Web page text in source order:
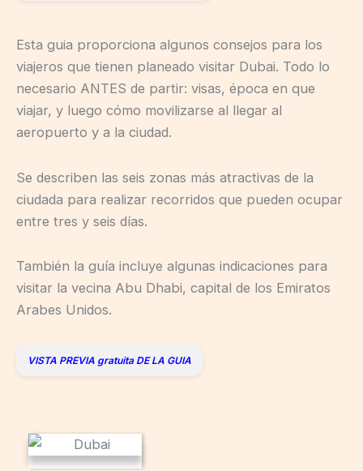
Esta guia proporciona algunos consejos para los
viajeros que tienen planeado visitar Dubai. Todo lo
necesario ANTES de partir: visas, época en que
viajar, y luego cómo movilizarse al llegar al
aeropuerto y a la ciudad.
Se describen las seis zonas más atractivas de la
ciudada para realizar recorridos que pueden ocupar
entre tres y seis días.
También la guía incluye algunas indicaciones para
visitar la vecina Abu Dhabi, capital de los Emiratos
Arabes Unidos.
VISTA PREVIA gratuita DE LA GUIA